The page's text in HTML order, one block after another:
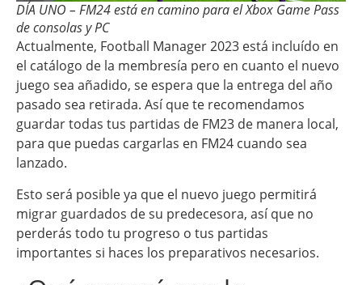
DÍA UNO – FM24 está en camino para el Xbox Game Pass
de consolas y PC
Actualmente, Football Manager 2023 está incluído en
el catálogo de la membresía pero en cuanto el nuevo
juego sea añadido, se espera que la entrega del año
pasado sea retirada. Así que te recomendamos
guardar todas tus partidas de FM23 de manera local,
para que puedas cargarlas en FM24 cuando sea
lanzado.
Esto será posible ya que el nuevo juego permitirá
migrar guardados de su predecesora, así que no
perderás todo tu progreso o tus partidas
importantes si haces los preparativos necesarios.